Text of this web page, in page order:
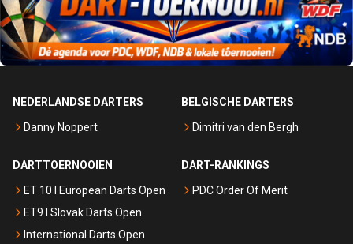
NEDERLANDSE DARTERS
Danny Noppert
BELGISCHE DARTERS
Dimitri van den Bergh
DARTTOERNOOIEN
ET 10 I European Darts Open
ET9 I Slovak Darts Open
International Darts Open
DART-RANKINGS
PDC Order Of Merit